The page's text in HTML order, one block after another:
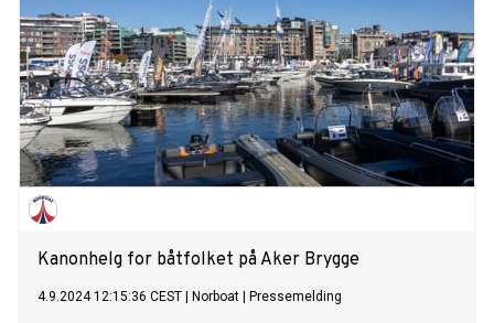
Kanonhelg for båtfolket på Aker Brygge
4.9.2024 12:15:36 CEST Norboat Pressemelding